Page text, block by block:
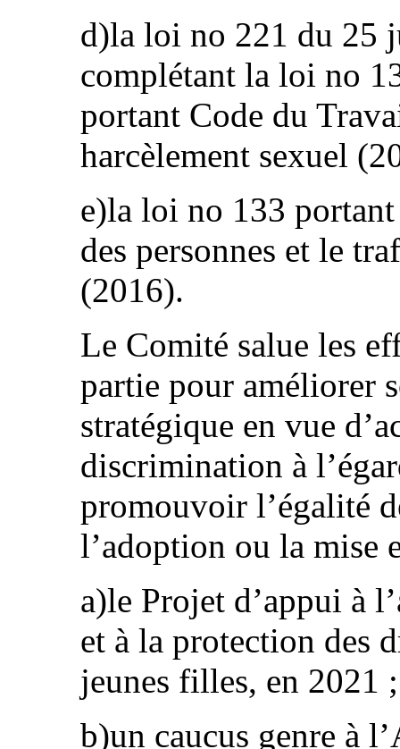
d)la loi no 221 du 25
complétant la loi no
portant Code du
harcèlement sexuel
e)la loi no 133
des personnes et le
(2016).
Le Comité salue les
partie pour améliorer
stratégique en vue
discrimination à
promouvoir l’égalité
l’adoption ou la mise
a)le Projet d’appui à
et à la protection des
jeunes filles, en 2021 ;
b)un caucus genre à